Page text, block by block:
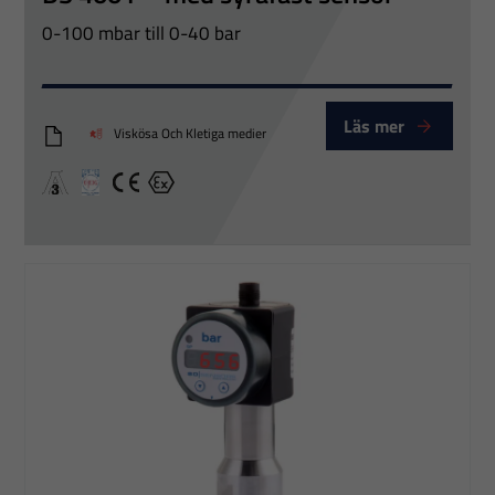
0-100 mbar till 0-40 bar
DS400P_Eng
Viskösa Och Kletiga medier Läs mer
A3 EHEDG Certified
CE Ex
För att vår
hemsida ska
prestera så
cookies
funktionalitet
att försvinna